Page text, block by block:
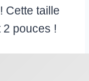
Cette taille
2 pouces !